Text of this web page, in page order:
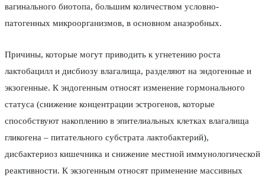
вагинального биотопа, большим количеством условно-
патогенных микроорганизмов, в основном анаэробных.
Причины, которые могут приводить к угнетению роста
лактобацилл и дисбиозу влагалища, разделяют на эндогенные и
экзогенные. К эндогенным относят изменение гормонального
статуса (снижение концентрации эстрогенов, которые
способствуют накоплению в эпителиальных клетках влагалища
гликогена – питательного субстрата лактобактерий),
дисбактериоз кишечника и снижение местной иммунологической
реактивности. К экзогенным относят применение массивных